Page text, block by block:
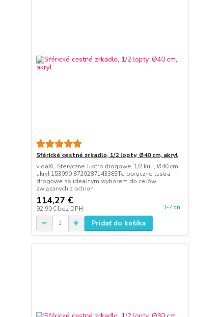
Sférické cestné zrkadlo, 1/2 lopty, Ø40 cm, akryl
vidaXL Sferyczne lustro drogowe, 1/2 kuli, Ø40 cm,
akryl 153090 8720287143383Te poręczne lustra
drogowe są idealnym wyborem do celów
związanych z ochron
114,27 €
92,90 € bez DPH 3-7 dni
Pridať do košíka